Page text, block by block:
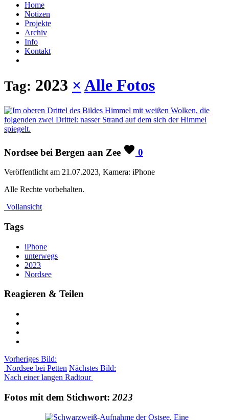
Home
Notizen
Projekte
Archiv
Info
Kontakt
Tag: 2023 × Alle Fotos
Nordsee bei Bergen aan Zee 0
Veröffentlicht am 21.07.2023, Kamera: iPhone
Alle Rechte vorbehalten.
Vollansicht
Tags
iPhone
unterwegs
2023
Nordsee
Reagieren & Teilen
Vorheriges Bild:
Nordsee bei Petten Nächstes Bild:
Nach einer langen Radtour
Fotos mit dem Stichwort: 2023